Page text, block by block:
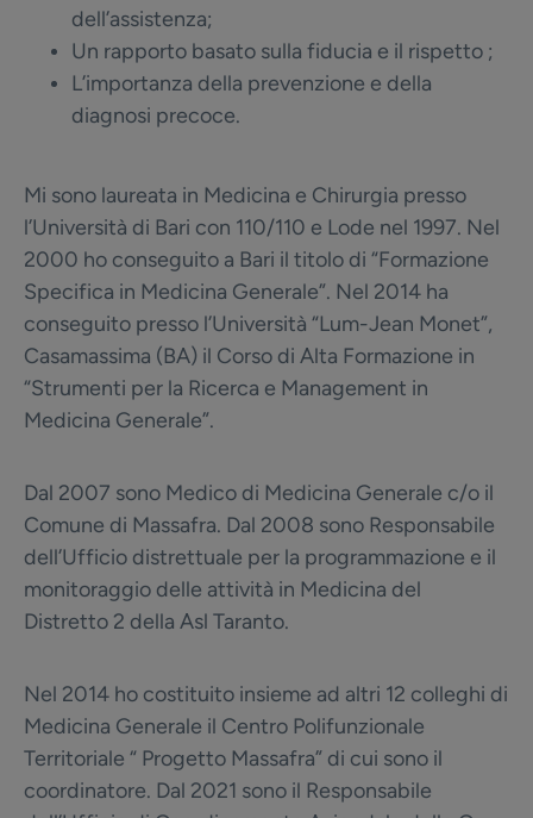
dell’assistenza;
Un rapporto basato sulla fiducia e il rispetto ;
L’importanza della prevenzione e della
diagnosi precoce.
Mi sono laureata in Medicina e Chirurgia presso
l’Università di Bari con 110/110 e Lode nel 1997. Nel
2000 ho conseguito a Bari il titolo di “Formazione
Specifica in Medicina Generale”. Nel 2014 ha
conseguito presso l’Università “Lum-Jean Monet”,
Casamassima (BA) il Corso di Alta Formazione in
“Strumenti per la Ricerca e Management in
Medicina Generale”.
Dal 2007 sono Medico di Medicina Generale c/o il
Comune di Massafra. Dal 2008 sono Responsabile
dell’Ufficio distrettuale per la programmazione e il
monitoraggio delle attività in Medicina del
Distretto 2 della Asl Taranto.
Nel 2014 ho costituito insieme ad altri 12 colleghi di
Medicina Generale il Centro Polifunzionale
Territoriale “ Progetto Massafra” di cui sono il
coordinatore. Dal 2021 sono il Responsabile